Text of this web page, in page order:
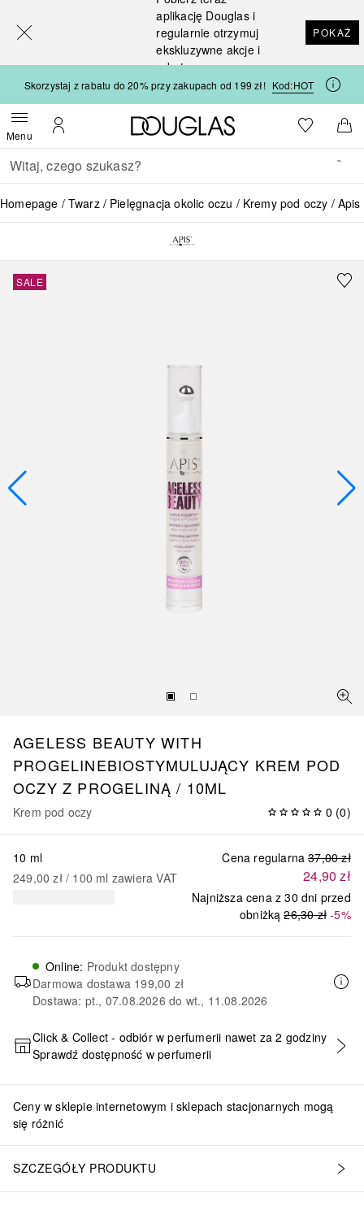
aplikację Douglas i
regularnie otrzymuj
ekskluzywne akcje i
rabaty
POKAŻ
Skorzystaj z rabatu do 20% przy zakupach od 199 zł! Kod:HOT
MenuOtwórz menuMoje konto
Strona główna Douglas
Do listyDo
Wracać
Wykonaj wyszukiwanie
Homepage Twarz Pielęgnacja okolic oczu Kremy pod oczy Apis
SALE
AGELESS BEAUTY WITH
PROGELINEBIOSTYMULUJĄCY KREM POD
OCZY Z PROGELINĄ / 10ML
Krem pod oczy 0 (0)
Cena regularna 37,00 zł
24,90 zł
Najniższa cena z 30 dni przed
obniżką 26,30 zł -5%
10 ml
249,00 zł / 100 ml zawiera VAT
Online: Produkt dostępny
Darmowa dostawa 199,00 zł
Dostawa: pt., 07.08.2026 do wt., 11.08.2026
DODAJ DO KOSZYKA
Click & Collect - odbiór w perfumerii nawet za 2 godziny
Sprawdź dostępność w perfumerii
Ceny w sklepie internetowym i sklepach stacjonarnych mogą
się różnić
SZCZEGÓŁY PRODUKTU
[navigation.slideout.screenreader]